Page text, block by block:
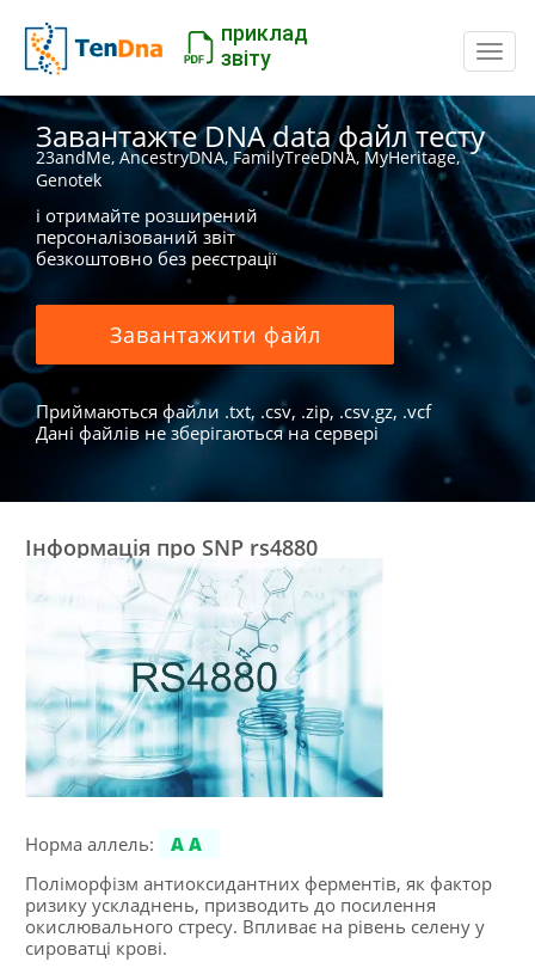
приклад
звіту
Завантажте DNA data файл тесту
23andMe, AncestryDNA, FamilyTreeDNA, MyHeritage,
Genotek
і отримайте розширений
персоналізований звіт
безкоштовно без реєстрації
Завантажити файл
Приймаються файли .txt, .csv, .zip, .csv.gz, .vcf
Дані файлів не зберігаються на сервері
Інформація про SNP rs4880
Норма аллель:
AA
Поліморфізм антиоксидантних ферментів, як фактор
ризику ускладнень, призводить до посилення
окислювального стресу. Впливає на рівень селену у
сироватці крові.